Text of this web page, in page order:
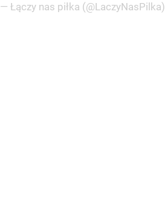
— Łączy nas piłka (@LaczyNasPilka)